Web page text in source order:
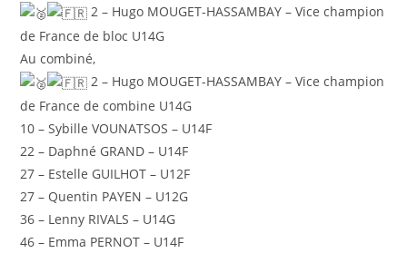
2 – Hugo MOUGET-HASSAMBAY – Vice champion
de France de bloc U14G
Au combiné,
2 – Hugo MOUGET-HASSAMBAY – Vice champion
de France de combine U14G
10 – Sybille VOUNATSOS – U14F
22 – Daphné GRAND – U14F
27 – Estelle GUILHOT – U12F
27 – Quentin PAYEN – U12G
36 – Lenny RIVALS – U14G
46 – Emma PERNOT – U14F